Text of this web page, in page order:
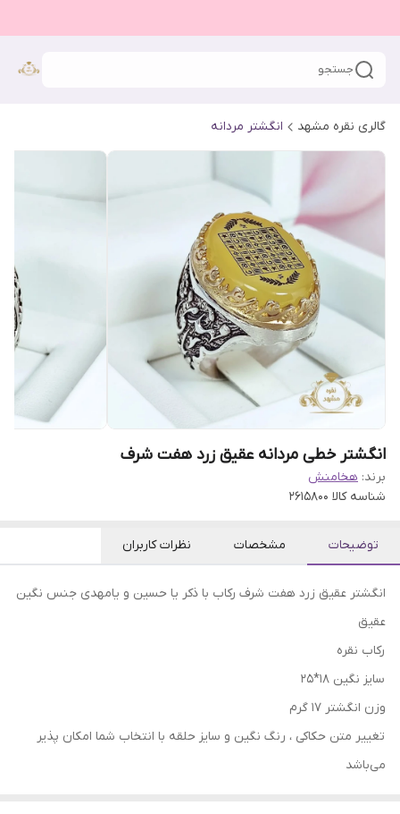
جستجو
گالری نقره مشهد انگشتر مردانه
انگشتر خطی مردانه عقیق زرد هفت شرف
برند: هخامنش
شناسه کالا 2615800
توضیحات مشخصات نظرات کاربران
انگشتر عقیق زرد هفت شرف رکاب با ذکر یا حسین و یامهدی جنس نگین
عقیق
رکاب نقره
سایز نگین 18*25
وزن انگشتر 17 گرم
⁦⁩⁩تغییر متن حکاکی ، رنگ نگین و سایز حلقه با انتخاب شما امکان پذیر
می‌باشد